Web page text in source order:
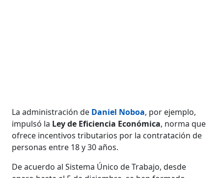
La administración de Daniel Noboa, por ejemplo,
impulsó la Ley de Eficiencia Económica, norma que
ofrece incentivos tributarios por la contratación de
personas entre 18 y 30 años.
De acuerdo al Sistema Único de Trabajo, desde